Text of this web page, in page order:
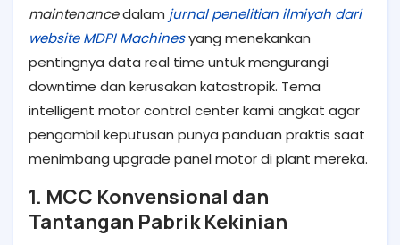
maintenancedalam jurnal penelitian ilmiyah dari
website MDPI Machinesyang menekankan
pentingnya data real time untuk mengurangi
downtime dan kerusakan katastropik. Tema
intelligent motor control center kami angkat agar
pengambil keputusan punya panduan praktis saat
menimbang upgrade panel motor di plant mereka.
1. MCC Konvensional dan
Tantangan Pabrik Kekinian